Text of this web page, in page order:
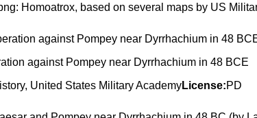
Homoatrox, based on several maps by US
against Pompey near Dyrrhachium in 48 BCE
United States Military AcademyLicense:PD